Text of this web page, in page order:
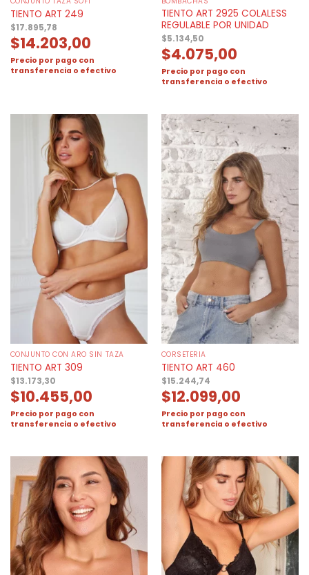
TIENTO ART 249
$17.895,78
$14.203,00
Precio por pago con
transferencia o efectivo
TIENTO ART 2925 COLALESS
REGULABLE POR UNIDAD
$5.134,50
$4.075,00
Precio por pago con
transferencia o efectivo
CONJUNTO CON ARO SIN TAZA
TIENTO ART 309
$13.173,30
$10.455,00
Precio por pago con
transferencia o efectivo
CORSETERIA
TIENTO ART 460
$15.244,74
$12.099,00
Precio por pago con
transferencia o efectivo